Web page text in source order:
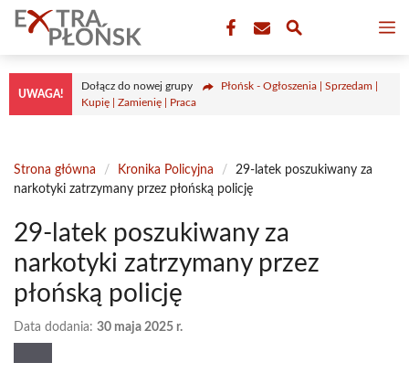
Przejdź
treści
UWAGA!
Dołącz do nowej grupy
Płońsk - Ogłoszenia | Sprzedam |
Kupię | Zamienię | Praca
Strona główna / Kronika Policyjna /
29-latek poszukiwany za
narkotyki zatrzymany przez płońską policję
29-latek poszukiwany za
narkotyki zatrzymany przez
płońską policję
Data dodania: 30 maja 2025 r.